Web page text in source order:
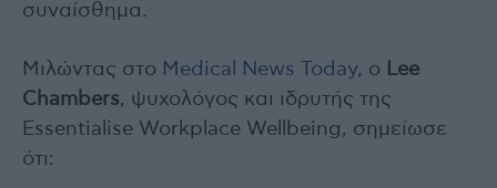
συναίσθημα.
Μιλώντας στο Medical News Today, ο Lee
Chambers, ψυχολόγος και ιδρυτής της
Essentialise Workplace Wellbeing, σημείωσε
ότι: